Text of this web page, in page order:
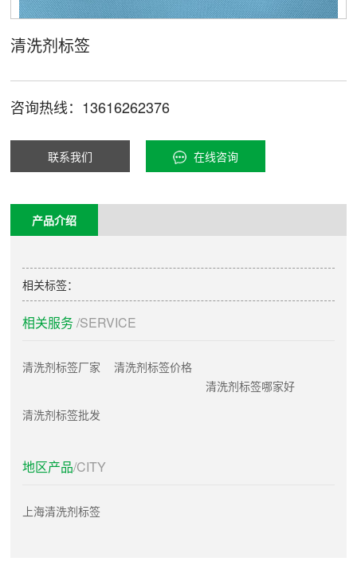
清洗剂标签
咨询热线：13616262376
联系我们 在线咨询
产品介绍
相关标签：
相关服务/SERVICE
清洗剂标签厂家
清洗剂标签价格
清洗剂标签哪家好
清洗剂标签批发
地区产品/CITY
上海清洗剂标签